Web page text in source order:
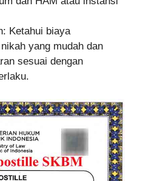
Ketahui biaya
yang mudah dan
sesuai dengan